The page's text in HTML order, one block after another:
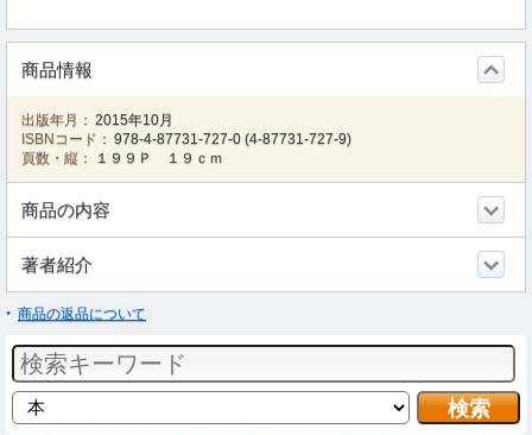
商品情報
出版年月： 2015年10月
ISBNコード： 978-4-87731-727-0 (4-87731-727-9)
頁数・縦：
１９９Ｐ １９ｃｍ
商品の内容
著者紹介
商品の返品について